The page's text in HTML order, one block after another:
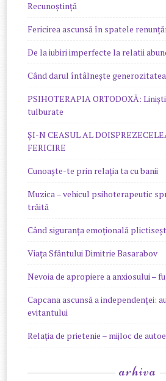
Recunoștință
Fericirea ascunsă în spatele
De la iubiri imperfecte la relatii
Când darul întâlnește generozitatea
PSIHOTERAPIA ORTODOXĂ:
tulburate
ȘI-N CEASUL AL
FERICIRE
Cunoaște-te prin relația ta cu banii
Muzica – vehicul psihoterapeutic
trăită
Când siguranța emoțională
Viața Sfântului Dimitrie Basarabov
Nevoia de apropiere a anxiosului –
Capcana ascunsă a independenței:
evitantului
Relația de prietenie – mijloc de
arhiva